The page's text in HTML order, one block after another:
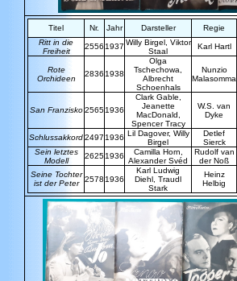
Titel Nr. Jahr Darsteller Regie
Ritt in die
Freiheit
2556 1937 Willy Birgel, Viktor
Staal
Karl Hartl
Rote
Orchideen
2836 1938
Olga
Tschechowa,
Albrecht
Schoenhals
Nunzio
Malasomma
San Franzisko 25651936
Clark Gable,
Jeanette
MacDonald,
SpencerTracy
W.S. van
Dyke
Schlussakkord2497 1936 Lil Dagover, Willy
Birgel
Detlef
Sierck
Sein letztes
Modell
26251936
Camilla Horn,
Alexander Svéd
Rudolf van
der Noß
Seine Tochter
ist der Peter
2578 1936
Karl Ludwig
Diehl, Traudl
Stark
Heinz
Helbig